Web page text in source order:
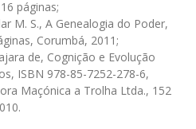
páginas;
M. S., A Genealogia do Poder,
Corumbá, 2011;
de, Cognição e Evolução
ISBN 978-85-7252-278-6,
Maçónica a Trolha Ltda., 152